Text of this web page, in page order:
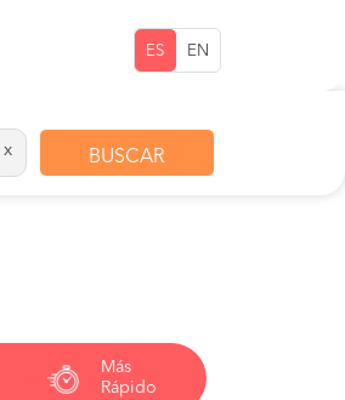
ES EN
x BUSCAR
Más
Rápido